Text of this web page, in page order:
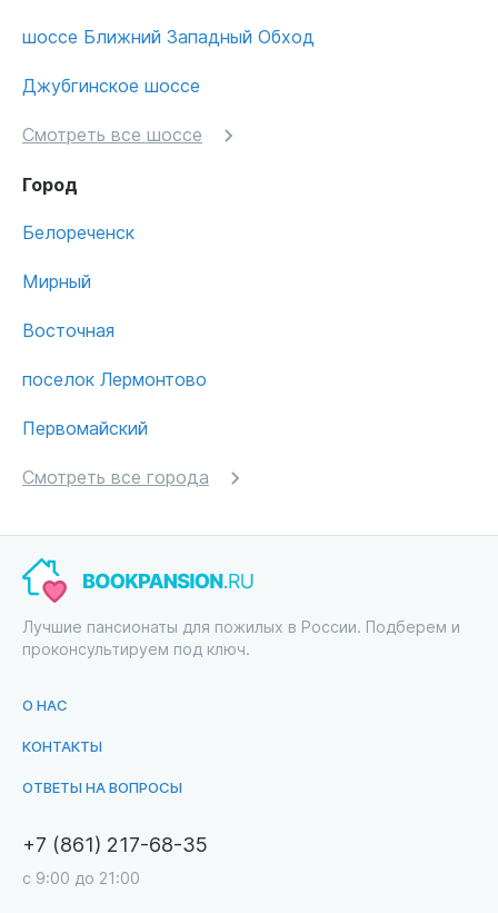
шоссе Ближний Западный Обход
Джубгинское шоссе
Смотреть все шоссе
Город
Белореченск
Мирный
Восточная
поселок Лермонтово
Первомайский
Смотреть все города
Лучшие пансионаты для пожилых в России. Подберем и
проконсультируем под ключ.
О НАС
КОНТАКТЫ
ОТВЕТЫ НА ВОПРОСЫ
+7 (861) 217-68-35
с 9:00 до 21:00